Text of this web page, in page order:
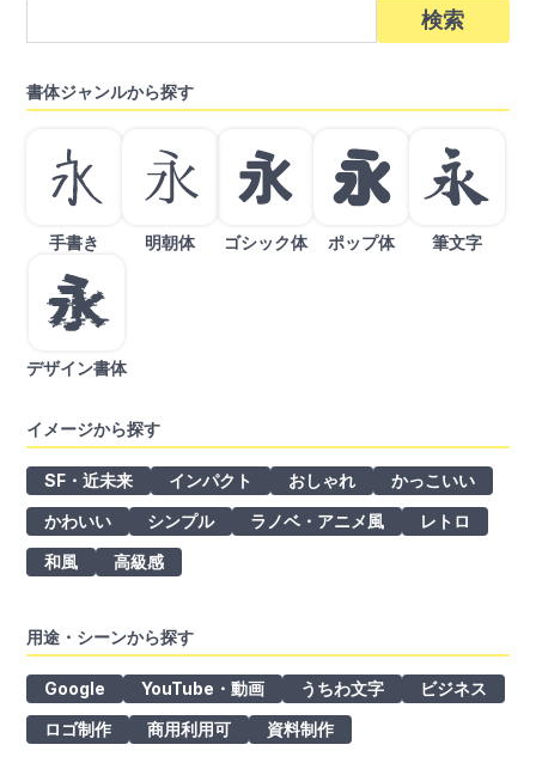
書体ジャンルから探す
手書き 明朝体 ゴシック体 ポップ体 筆文字
デザイン書体
イメージから探す
SF・近未来 インパクト おしゃれ
かっこいい
かわいい
シンプル ラノベ・アニメ風
レトロ
和風
高級感
用途・シーンから探す
Google YouTube・動画 うちわ文字
ビジネス
ロゴ制作
商用利用可 資料制作